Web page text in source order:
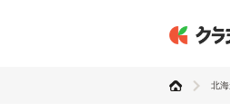
北海